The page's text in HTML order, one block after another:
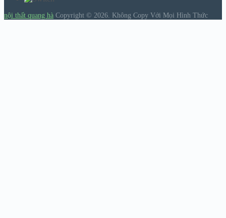
nội thất quang hà Copyright © 2026. Không Copy Với Mọi Hình Thức